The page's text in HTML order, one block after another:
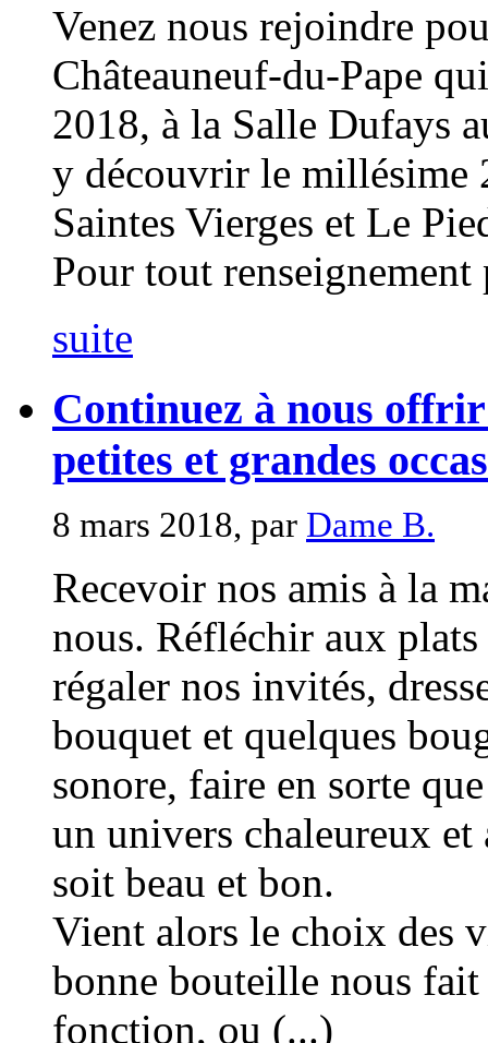
Venez nous rejoindre
Châteauneuf-du-Pape
2018, à la Salle Dufays
y découvrir le millésime
Saintes Vierges et Le
Pour tout
suite
Continuez à nous
petites et grandes
8 mars 2018, par Dame B.
Recevoir nos amis à la
nous. Réfléchir aux
régaler nos invités,
bouquet et quelques
sonore, faire en sorte
un univers chaleureux
soit beau et bon.
Vient alors le choix des
bonne bouteille nous
fonction, ou (...)